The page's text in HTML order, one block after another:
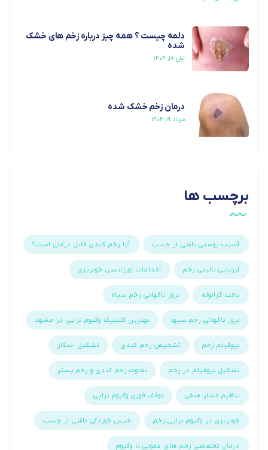
دلمه چیست ؟ همه چیز درباره زخم های خشک
شده
آبان ۱۸, ۱۴۰۴
درمان زخم خشک شده
مرداد ۱۹, ۱۴۰۴
برچسب ها
آسیب پوستی ناشی از چسب آیا زخم کندی قابل درمان است؟
ارزیابی بالینی زخم اقدامات اورژانسی خونریزی
بافت گرانوله بروز ناگهانی زخم سیاه
بروز ناگهانی زخم سیها بهترین کلینیک وکیوم تراپی در مشهد
بیوفیلم زخم تشخیص زخم کندی تشکیل اسکار
تشکیل بیوفیلم در زخم تفاوت زخم کندی و زخم بستر
تنظیم فشار منفی توقف فوری وکیوم تراپی
خونریزی در وکیوم تراپی زخم خیس خوردگی ناشی از چسب
درمان تخصصی زخم های عفونی با وکیوم